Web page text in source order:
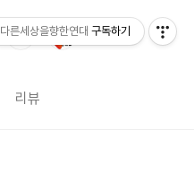
리뷰
다른세상을향한연대 구독하기